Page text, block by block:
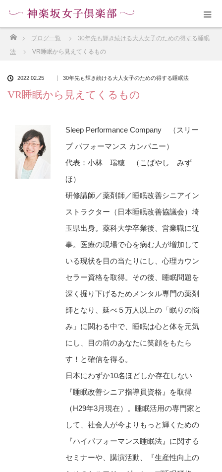
ブログ一覧
30年先も輝き続ける大人女子のための得する睡眠
法
VR睡眠から見えてくるもの
2022.02.25 30年先も輝き続ける大人女子のための得する睡眠法
VR睡眠から見えてくるもの
Sleep Performance Company （スリー
プ パフォーマンス カンパニー）
代表：小林 瑞穂 （こばやし みず
ほ）
研修講師／薬剤師／睡眠改善シニアイン
ストラクター（日本睡眠改善協議会）埼
玉県出身。薬科大学卒業後、営業職に従
事。医療の現場で心を病む人が増加して
いる現状を目の当たりにし、心理カウン
セラー資格を取得。その後、睡眠問題を
深く掘り下げるためメンタル専門の薬剤
師となり、延べ５万人以上の「眠りの悩
み」に関わる中で、睡眠は心と体を元気
にし、目の前のあなたに笑顔をもたら
す！と確信を得る。
日本にわずか10名ほどしか存在しない
『睡眠改善シニア指導員資格』を取得
（H29年3月現在）。睡眠活用の専門家と
して、社会人が今よりもっと輝くための
『ハイパフォーマンス睡眠法』に関する
セミナーや、講演活動、『生産性向上の